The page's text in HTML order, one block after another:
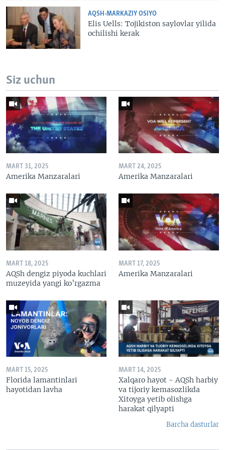
AQSH-MARKAZIY OSIYO
Elis Uells: Tojikiston saylovlar yilida
ochilishi kerak
Siz uchun
MART 31, 2025
Amerika Manzaralari
MART 24, 2025
Amerika Manzaralari
MART 18, 2025
AQSh dengiz piyoda kuchlari
muzeyida yangi ko’rgazma
MART 17, 2025
Amerika Manzaralari
MART 15, 2025
Florida lamantinlari
hayotidan lavha
MART 14, 2025
Xalqaro hayot - AQSh harbiy
va tijoriy kemasozlikda
Xitoyga yetib olishga
harakat qilyapti
Barcha dasturlar